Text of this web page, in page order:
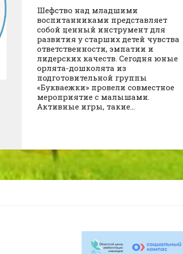
Шефство над младшими
воспитанниками представляет
собой ценный инструмент для
развития у старших детей чувства
ответственности, эмпатии и
лидерских качеств. Сегодня юные
орлята-дошколята из
подготовительной группы
«Букваежки» провели совместное
мероприятие с малышами.
Активные игры, такие...